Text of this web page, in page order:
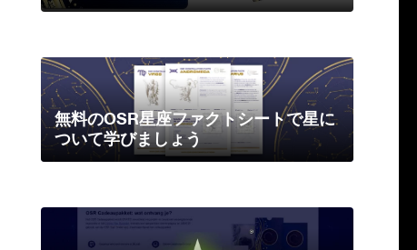
無料のOSR星座ファクトシートで星に
ついて学びましょう